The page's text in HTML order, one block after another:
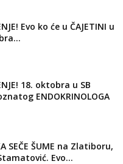
Evo ko će u ČAJETINI u
18. oktobra u SB
ENDOKRINOLOGA
SEČE ŠUME na Zlatiboru,
Evo...